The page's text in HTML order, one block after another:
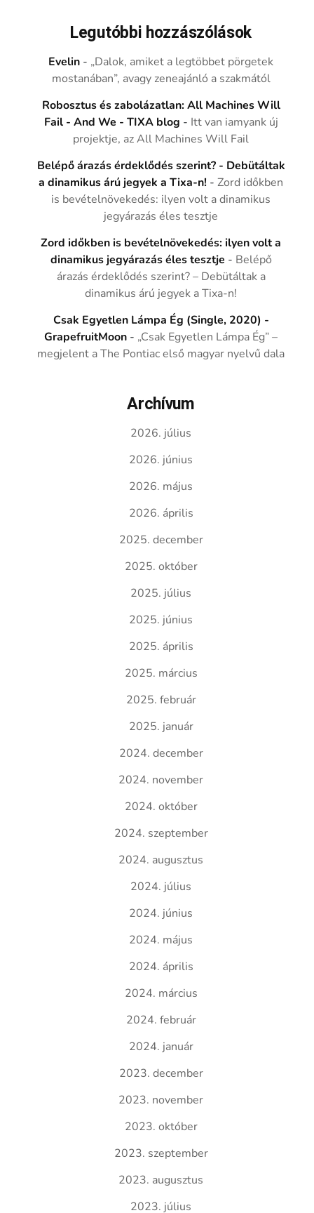
Legutóbbi hozzászólások
Evelin - „Dalok, amiket a legtöbbet pörgetek
mostanában”, avagy zeneajánló a szakmától
Robosztus és zabolázatlan: All Machines Will
Fail - And We - TIXA blog - Itt van iamyank új
projektje, az All Machines Will Fail
Belépő árazás érdeklődés szerint? - Debütáltak
a dinamikus árú jegyek a Tixa-n! -Zord időkben
is bevételnövekedés: ilyen volt a dinamikus
jegyárazás éles tesztje
Zord időkben is bevételnövekedés: ilyen volt a
dinamikus jegyárazás éles tesztje - Belépő
árazás érdeklődés szerint? – Debütáltak a
dinamikus árú jegyek a Tixa-n!
Csak Egyetlen Lámpa Ég (Single, 2020) -
GrapefruitMoon - „Csak Egyetlen Lámpa Ég” –
megjelent a The Pontiac első magyar nyelvű dala
Archívum
2026. július
2026. június
2026. május
2026. április
2025. december
2025. október
2025. július
2025. június
2025. április
2025. március
2025. február
2025. január
2024. december
2024. november
2024. október
2024. szeptember
2024. augusztus
2024. július
2024. június
2024. május
2024. április
2024. március
2024. február
2024. január
2023. december
2023. november
2023. október
2023. szeptember
2023. augusztus
2023. július